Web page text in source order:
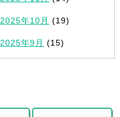
2025年10月 (19)
2025年9月 (15)